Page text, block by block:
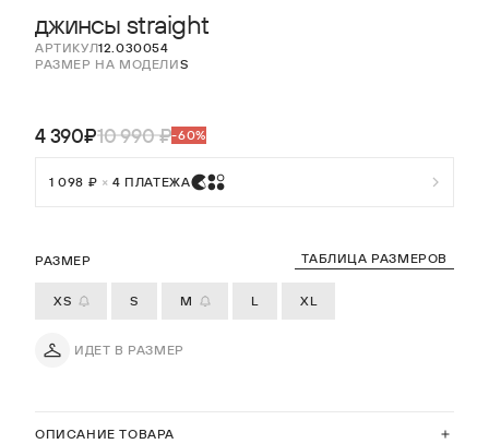
джинсы straight
АРТИКУЛ12.030054
РАЗМЕР НА МОДЕЛИS
ОПИСАНИЕ ТОВАРА
РАЗМЕР ТАБЛИЦА РАЗМЕРОВ
XS S M L XL
ИДЕТ В РАЗМЕР
4 390₽10 990 ₽-60%
1 098 ₽ × 4 ПЛАТЕЖА